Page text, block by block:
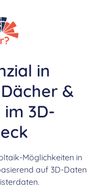
in
&
3D-
Möglichkeiten in
auf 3D-Daten